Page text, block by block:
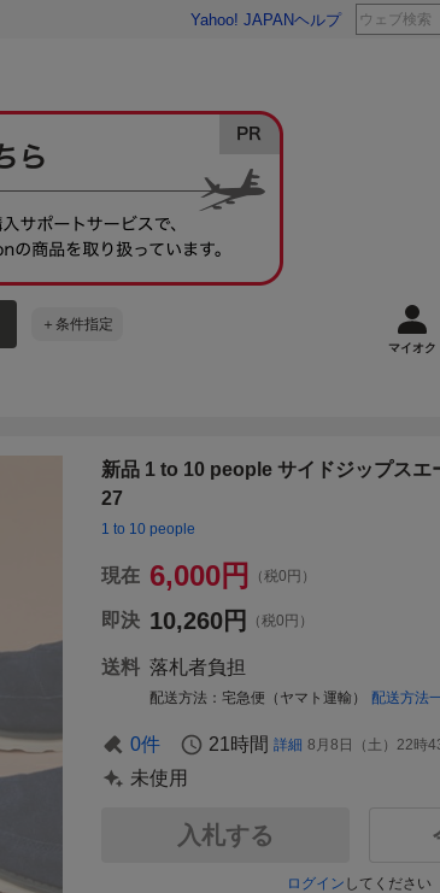
Yahoo! JAPANヘルプ
＋条件指定
マイオク
新品 1 to 10 people サイドジップスエ
27
1 to 10 people
現在 6,000円 （税0円）
即決 10,260円 （税0円）
送料 落札者負担
配送方法 宅急便（ヤマト運輸） 配送方法
0件 21時間 詳細 8月8日（土）22時
未使用
入札する
ログイン してください